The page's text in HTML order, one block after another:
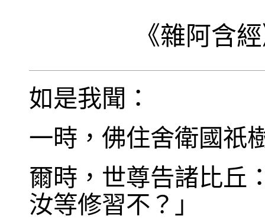
《雜阿含
如是我聞：
一時，佛住舍衛國祇
爾時，世尊告諸比丘
汝等修習不？」